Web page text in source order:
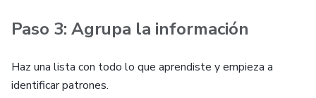
Paso 3: Agrupa la información
Haz una lista con todo lo que aprendiste y empieza a
identificar patrones.